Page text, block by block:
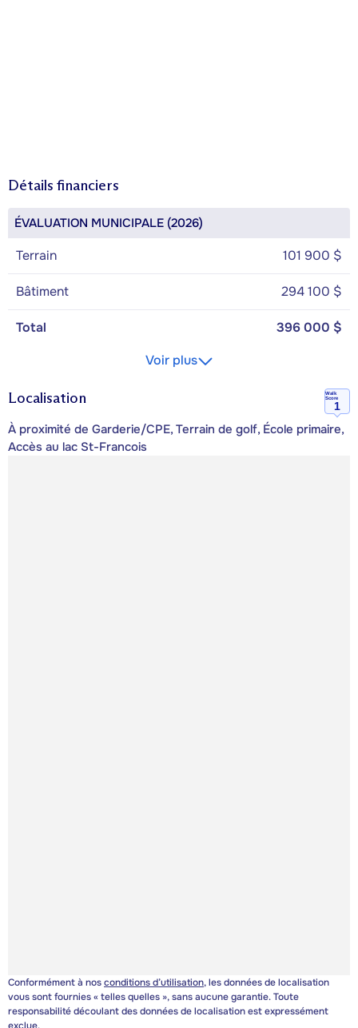
Détails financiers
ÉVALUATION MUNICIPALE (2026)
Terrain 101 900 $
Bâtiment 294 100 $
Total
396 000 $
Voir plus
Localisation
Walk
Score
1
À proximité de Garderie/CPE, Terrain de golf, École primaire,
Accès au lac St-Francois
Conformément à nosconditions d’utilisation, les données de localisation
vous sont fournies « telles quelles », sans aucune garantie. Toute
responsabilité découlant des données de localisation est expressément